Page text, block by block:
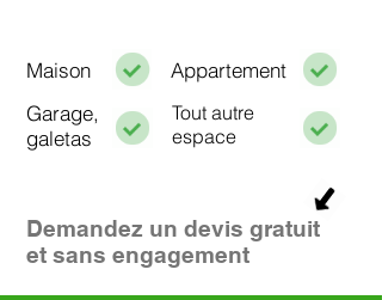
Maison
Appartement
Garage,
galetas
Tout autre
espace
Demandez un devis gratuit
et sans engagement